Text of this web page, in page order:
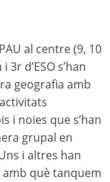
al centre (9, 10
d’ESO s’han
geografia amb
i noies que s’han
grupal en
i altres han
què tanquem